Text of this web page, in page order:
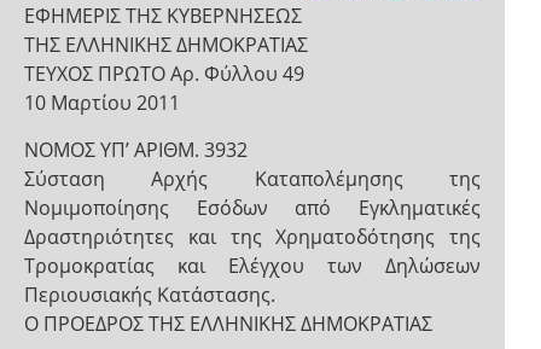
ΕΦΗΜΕΡΙΣ ΤΗΣ ΚΥΒΕΡΝΗΣΕΩΣ
ΤΗΣ ΕΛΛΗΝΙΚΗΣ ΔΗΜΟΚΡΑΤΙΑΣ
ΤΕΥΧΟΣ ΠΡΩΤΟ Αρ. Φύλλου 49
10 Μαρτίου 2011
ΝΟΜΟΣ ΥΠ’ ΑΡΙΘΜ. 3932
Σύσταση Αρχής Καταπολέμησης της
Νομιμοποίησης Εσόδων από Εγκληματικές
Δραστηριότητες και της Χρηματοδότησης της
Τρομοκρατίας και Ελέγχου των Δηλώσεων
Περιουσιακής Κατάστασης.
Ο ΠΡΟΕΔΡΟΣ ΤΗΣ ΕΛΛΗΝΙΚΗΣ ΔΗΜΟΚΡΑΤΙΑΣ